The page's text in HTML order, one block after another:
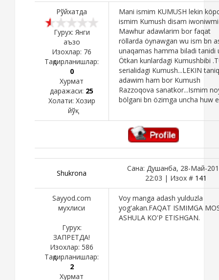
Рўйхатда
Гурух: Янги
аъзо
Изохлар: 76
Тақдирланишлар:
0
Хурмат
даражаси: 25
Холати: Хозир
йўқ
Mani ismim KUMUSH lekin
ismim Kumush disam
Mawhur adawlarim bor faqat
röllarda öynawgan wu ism bn
unaqamas hamma biladi tanidi
Ötkan kunlardagi Kumushbibi
serialidagi Kumush...LEKIN
adawim ham bor Kumush
Razzoqova sanatkor...Ismim
bölgani bn özimga uncha huw
Shukronа
Сана: Душанба, 28-Май-
22:03 | Изох # 141
Sayyod.com
мухлиси
Гурух:
ЗАПРЕТДА!
Изохлар: 586
Тақдирланишлар:
2
Хурмат
Voy manga adash yulduzla
yog'akan.FAQAT ISMIMGA
ASHULA KO'P ETISHGAN.